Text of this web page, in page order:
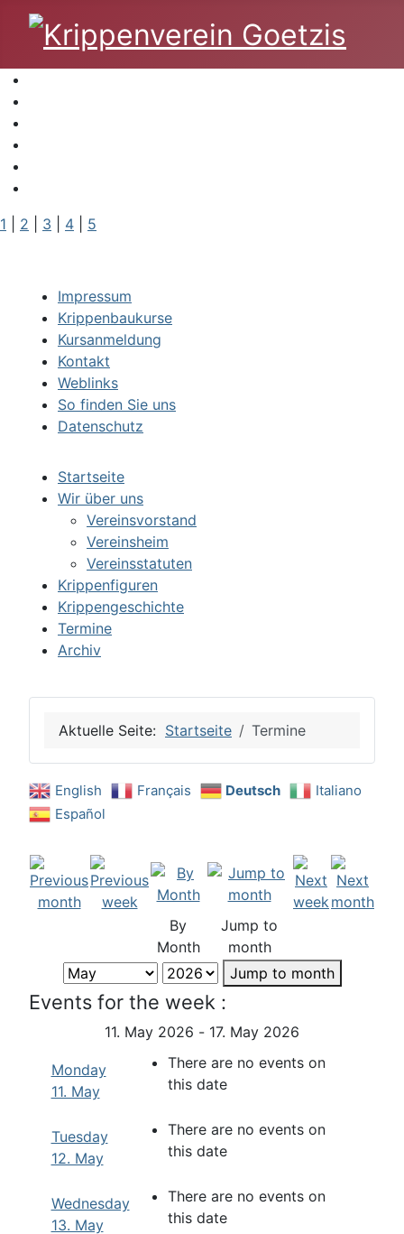
1 2 3 4 5
Impressum
Krippenbaukurse
Kursanmeldung
Kontakt
Weblinks
So finden Sie uns
Datenschutz
Startseite
Wir über uns
Vereinsvorstand
Vereinsheim
Vereinsstatuten
Krippenfiguren
Krippengeschichte
Termine
Archiv
Aktuelle Seite: Startseite Termine
English Français Deutsch
Italiano
Español
By
Month
Jump to
month
Jump to month
Events for the week :
11. May 2026 - 17. May 2026
Monday
11. May
There are no events on
this date
Tuesday
12. May
There are no events on
this date
Wednesday
13. May
There are no events on
this date